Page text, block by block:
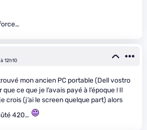
12h10
mon ancien PC portable (Dell vostro
ce que je l’avais payé à l’époque ! Il
crois (j’ai le screen quelque part) alors
420…